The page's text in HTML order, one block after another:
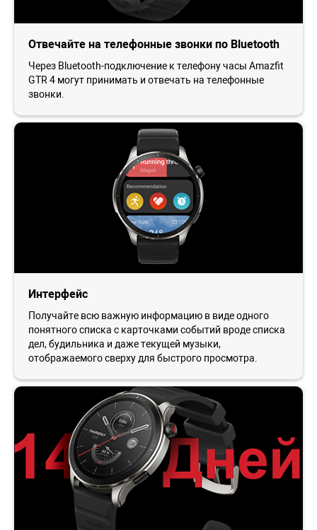
Отвечайте на телефонные звонки по Bluetooth
Через Bluetooth-подключение к телефону часы Amazfit
GTR 4 могут принимать и отвечать на телефонные
звонки.
Интерфейс
Получайте всю важную информацию в виде одного
понятного списка с карточками событий вроде списка
дел, будильника и даже текущей музыки,
отображаемого сверху для быстрого просмотра.